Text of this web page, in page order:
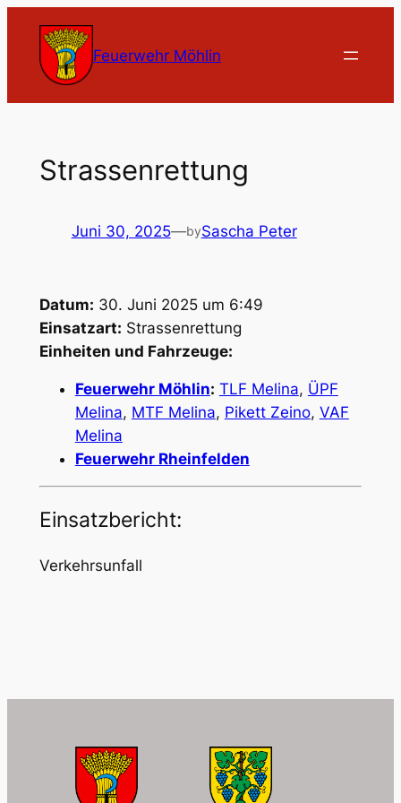
Inhalt
springen
Feuerwehr Möhlin
Strassenrettung
Juni 30, 2025—bySascha Peter
Datum: 30. Juni 2025 um 6:49
Einsatzart: Strassenrettung
Einheiten und Fahrzeuge:
Feuerwehr Möhlin: TLF Melina, ÜPF
Melina, MTF Melina, Pikett Zeino, VAF
Melina
Feuerwehr Rheinfelden
Einsatzbericht:
Verkehrsunfall